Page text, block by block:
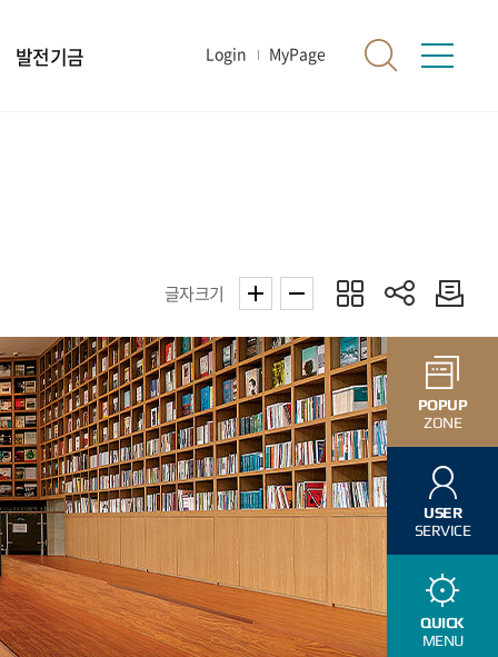
발전기금 Login MyPage
POPUP
ZONE
USER
SERVICE
QUICK
MENU
글자크기